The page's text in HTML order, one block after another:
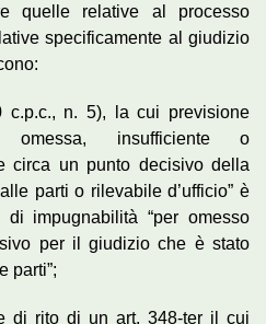
quelle relative al processo
specificamente al giudizio
c.p.c., n. 5), la cui previsione
omessa, insufficiente o
circa un punto decisivo della
parti o rilevabile d’ufficio” è
impugnabilità “per omesso
per il giudizio che è stato
parti”;
di rito di un art. 348-ter il cui